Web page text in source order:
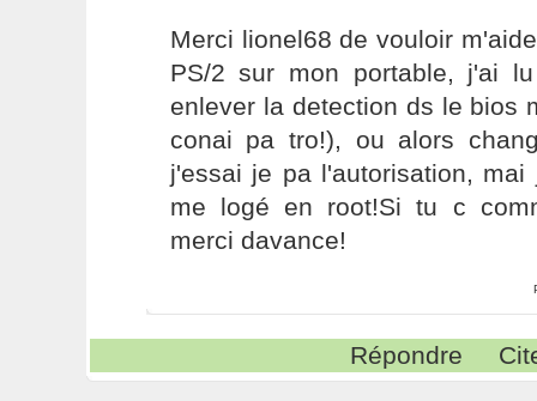
Merci lionel68 de vouloir
PS/2 sur mon portable, j'ai
enlever la detection ds le bios
conai pa tro!), ou alors
j'essai je pa l'autorisation,
me logé en root!Si tu c
merci davance!
Répondre